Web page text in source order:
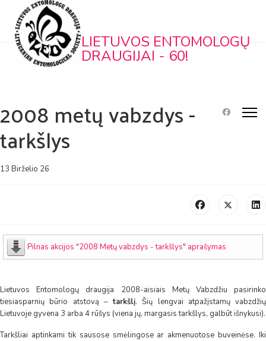
LIETUVOS ENTOMOLOGŲ
DRAUGIJAI - 60!
2008 metų vabzdys -
tarkšlys
13 Birželio 26
Pilnas akcijos "2008 Metų vabzdys - tarkšlys" aprašymas
Lietuvos Entomologų draugija 2008-aisiais Metų Vabzdžiu pasirinko
tiesiasparnių būrio atstovą –tarkšlį. Šių lengvai atpažįstamų vabzdžių
Lietuvoje gyvena 3 arba 4 rūšys (viena jų, margasis tarkšlys, galbūt išnykusi).
Tarkšliai aptinkami tik sausose smėlingose ar akmenuotose buveinėse. Iki